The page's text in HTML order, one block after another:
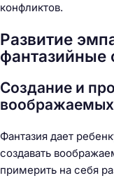
конфликтов.
Развитие
фантазийные
Создание и
воображаемых
Фантазия дает
создавать
примерить на себя